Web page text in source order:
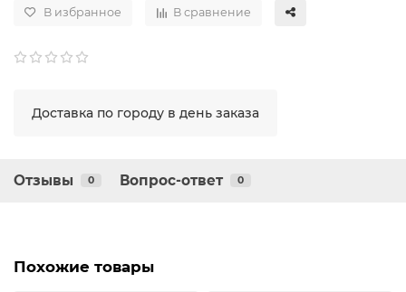
В избранное В сравнение
Доставка по городу в день заказа
Отзывы 0 Вопрос-ответ 0
Похожие товары